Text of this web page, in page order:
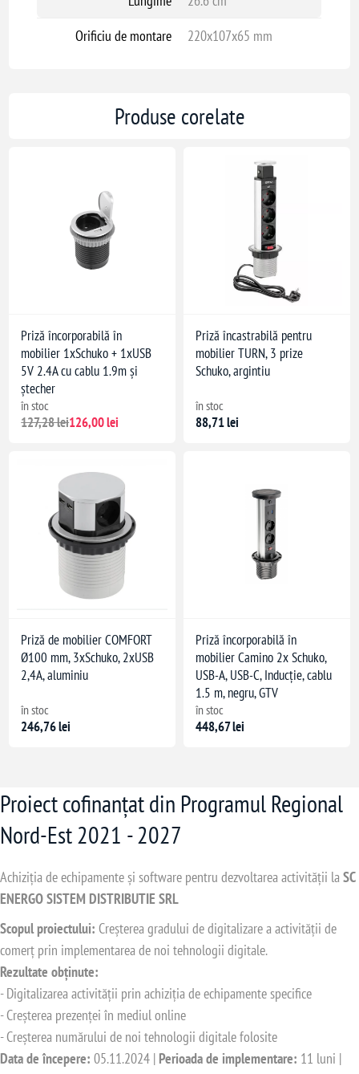
Orificiu de montare
220x107x65 mm
Produse corelate
Priză încorporabilă în
mobilier 1xSchuko + 1xUSB
5V 2.4A cu cablu 1.9m și
ștecher
în stoc
127,28 lei126,00 lei
Priză încastrabilă pentru
mobilier TURN, 3 prize
Schuko, argintiu
în stoc
88,71 lei
Priză de mobilier COMFORT
Ø100 mm, 3xSchuko, 2xUSB
2,4A, aluminiu
în stoc
246,76 lei
Priză încorporabilă în
mobilier Camino 2x Schuko,
USB-A, USB-C, Inducție, cablu
1.5 m, negru, GTV
în stoc
448,67 lei
Proiect cofinanțat din Programul Regional
Nord-Est 2021 - 2027
Achiziția de echipamente și software pentru dezvoltarea activității la SC
ENERGO SISTEM DISTRIBUTIE SRL
Scopul proiectului: Creșterea gradului de digitalizare a activității de
comerț prin implementarea de noi tehnologii digitale.
Rezultate obținute:
- Digitalizarea activității prin achiziția de echipamente specifice
- Creșterea prezenței în mediul online
- Creșterea numărului de noi tehnologii digitale folosite
Data de începere: 05.11.2024 | Perioada de implementare: 11 luni |